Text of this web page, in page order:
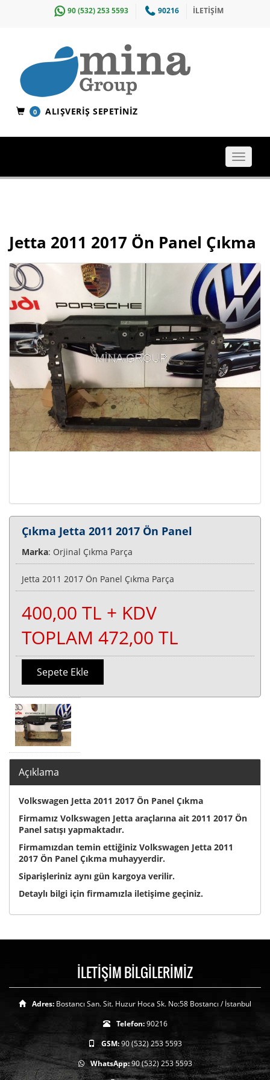
90 (532) 253 5593 90216 İLETİŞİM
0 ALIŞVERIŞ SEPETINIZ
Toggle
Jetta 2011 2017 Ön Panel Çıkma
Çıkma Jetta 2011 2017 Ön Panel
Marka: Orjinal Çıkma Parça
Jetta 2011 2017 Ön Panel Çıkma Parça
400,00 TL + KDV
TOPLAM 472,00 TL
Sepete Ekle
Açıklama
Volkswagen Jetta 2011 2017 Ön Panel Çıkma
Firmamız Volkswagen Jetta araçlarına ait 2011 2017 Ön
Panel satışı yapmaktadır.
Firmamızdan temin ettiğiniz Volkswagen Jetta 2011
2017 Ön Panel Çıkma muhayyerdir.
Siparişleriniz aynı gün kargoya verilir.
Detaylı bilgi için firmamızla iletişime geçiniz.
İLETİŞİM BİLGİLERİMİZ
Adres: Bostancı San. Sit. Huzur Hoca Sk. No:58 Bostancı / İstanbul
Telefon:90216
GSM:90 (532) 253 5593
WhatsApp:90 (532) 253 5593